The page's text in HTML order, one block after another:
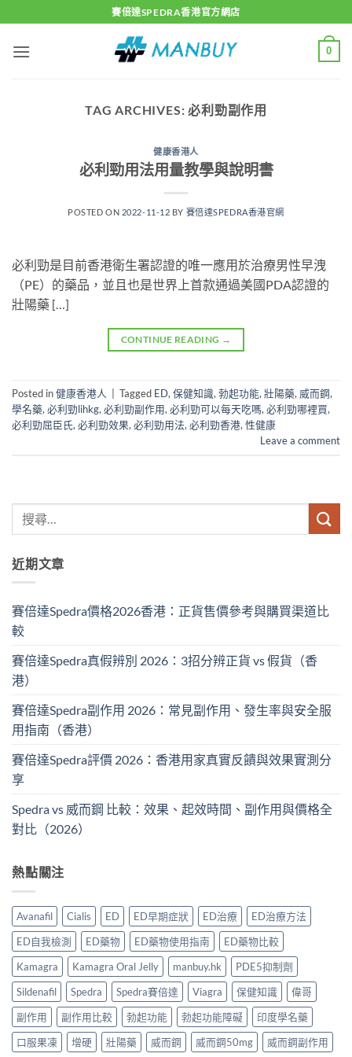
to
content
賽倍達SPEDRA香港官方網店
0
TAG ARCHIVES:必利勁副作用
健康香港人
必利勁用法用量教學與說明書
POSTED ON 2022-11-12 BY 賽倍達SPEDRA香港官網
必利勁是目前香港衛生署認證的唯一應用於治療男性早洩
（PE）的藥品，並且也是世界上首款通過美國PDA認證的
壯陽藥 […]
CONTINUE READING →
Posted in健康香港人 Tagged ED, 保健知識, 勃起功能, 壯陽藥, 威而鋼,
學名藥, 必利勁lihkg, 必利勁副作用, 必利勁可以每天吃嗎, 必利勁哪裡買,
必利勁屈臣氏, 必利勁效果, 必利勁用法, 必利勁香港, 性健康
Leave a comment
近期文章
賽倍達Spedra價格2026香港：正貨售價參考與購買渠道比
較
賽倍達Spedra真假辨別 2026：3招分辨正貨 vs 假貨（香
港）
賽倍達Spedra副作用 2026：常見副作用、發生率與安全服
用指南（香港）
賽倍達Spedra評價 2026：香港用家真實反饋與效果實測分
享
Spedra vs 威而鋼 比較：效果、起效時間、副作用與價格全
對比（2026）
熱點關注
Avanafil Cialis ED ED早期症狀 ED治療
ED治療方法
ED自我檢測
ED藥物 ED藥物使用指南
ED藥物比較
Kamagra
Kamagra Oral Jelly manbuy.hk
PDE5抑制劑
Sildenafil
Spedra Spedra賽倍達 Viagra 保健知識
偉哥
副作用
副作用比較 勃起功能 勃起功能障礙
印度學名藥
口服果凍
增硬 壯陽藥 威而鋼 威而鋼50mg 威而鋼副作用